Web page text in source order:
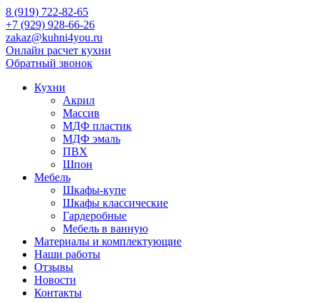
8 (919) 722-82-65
+7 (929) 928-66-26
zakaz@kuhni4you.ru
Онлайн расчет кухни
Обратный звонок
Кухни
Акрил
Массив
МДФ пластик
МДФ эмаль
ПВХ
Шпон
Мебель
Шкафы-купе
Шкафы классические
Гардеробные
Мебель в ванную
Материалы и комплектующие
Наши работы
Отзывы
Новости
Контакты